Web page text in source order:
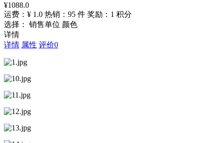
¥1088.0
运费：¥ 1.0 热销：95 件 奖励：1 积分
选择： 销售单位 颜色
详情
详情 属性 评价0